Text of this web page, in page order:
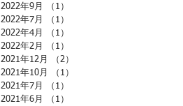
2022年9月
（1）
2022年7月
（1）
2022年4月
（1）
2022年2月
（1）
2021年12月
（2）
2021年10月
（1）
2021年7月
（1）
2021年6月
（1）